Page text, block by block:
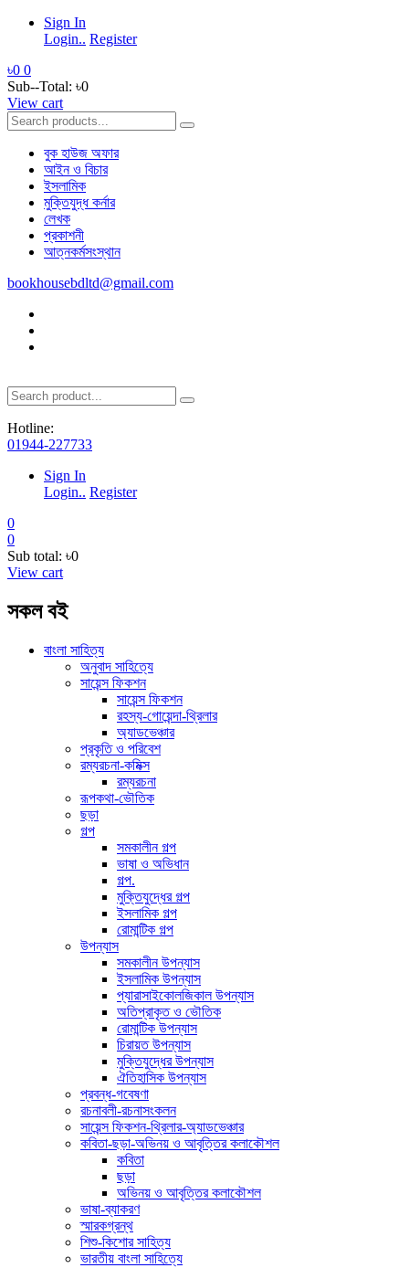
Sign In
Login.. Register
৳0 0
Sub--Total: ৳0
View cart
বুক হাউজ অফার
আইন ও বিচার
ইসলামিক
মুক্তিযুদ্ধ কর্নার
লেখক
প্রকাশনী
আত্নকর্মসংস্থান
bookhousebdltd@gmail.com
Hotline:
01944-227733
Sign In
Login.. Register
0
0
Sub total: ৳0
View cart
সকল বই
বাংলা সাহিত্য
অনুবাদ সাহিত্যে
সায়েন্স ফিকশন
সায়েন্স ফিকশন
রহস্য-গোয়েন্দা-থ্রিলার
অ্যাডভেঞ্চার
প্রকৃতি ও পরিবেশ
রম্যরচনা-কমিক্স
রম্যরচনা
রূপকথা-ভৌতিক
ছড়া
গল্প
সমকালীন গল্প
ভাষা ও অভিধান
গল্প.
মুক্তিযুদ্ধের গল্প
ইসলামিক গল্প
রোমান্টিক গল্প
উপন্যাস
সমকালীন উপন্যাস
ইসলামিক উপন্যাস
প্যারাসাইকোলজিকাল উপন্যাস
অতিপ্রাকৃত ও ভৌতিক
রোমান্টিক উপন্যাস
চিরায়ত উপন্যাস
মুক্তিযুদ্ধের উপন্যাস
ঐতিহাসিক উপন্যাস
প্রবন্ধ-গবেষণা
রচনাবলী-রচনাসংকলন
সায়েন্স ফিকশন-থ্রিলার-অ্যাডভেঞ্চার
কবিতা-ছড়া-অভিনয় ও আবৃত্তির কলাকৌশল
কবিতা
ছড়া
অভিনয় ও আবৃত্তির কলাকৌশল
ভাষা-ব্যাকরণ
স্মারকগ্রন্থ
শিশু-কিশোর সাহিত্য
ভারতীয় বাংলা সাহিত্যে